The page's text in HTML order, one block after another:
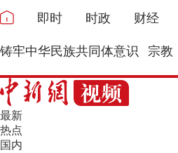
即时 时政 财经
铸牢中华民族共同体意识 宗教
最新
热点
国内